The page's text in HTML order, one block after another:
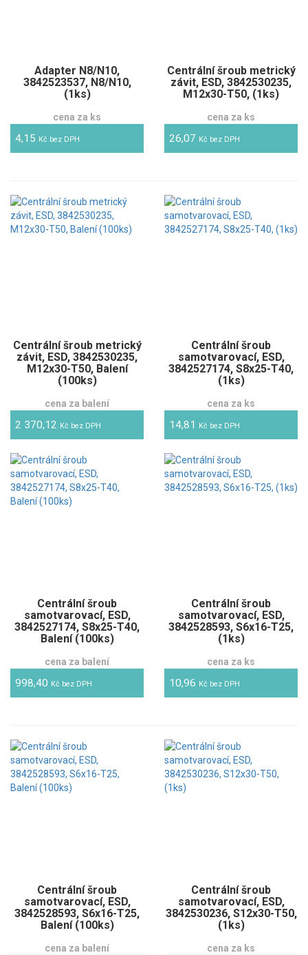
Adapter N8/N10,
3842523537, N8/N10,
(1ks)
cena za ks
4,15 Kč bez DPH
Centrální šroub metrický
závit, ESD, 3842530235,
M12x30-T50, (1ks)
cena za ks
26,07 Kč bez DPH
Centrální šroub metrický
závit, ESD, 3842530235,
M12x30-T50, Balení
(100ks)
cena za balení
2 370,12 Kč bez DPH
Centrální šroub
samotvarovací, ESD,
3842527174, S8x25-T40,
(1ks)
cena za ks
14,81 Kč bez DPH
Centrální šroub
samotvarovací, ESD,
3842527174, S8x25-T40,
Balení (100ks)
cena za balení
998,40 Kč bez DPH
Centrální šroub
samotvarovací, ESD,
3842528593, S6x16-T25,
(1ks)
cena za ks
10,96 Kč bez DPH
Centrální šroub
samotvarovací, ESD,
3842528593, S6x16-T25,
Balení (100ks)
cena za balení
Centrální šroub
samotvarovací, ESD,
3842530236, S12x30-T50,
(1ks)
cena za ks